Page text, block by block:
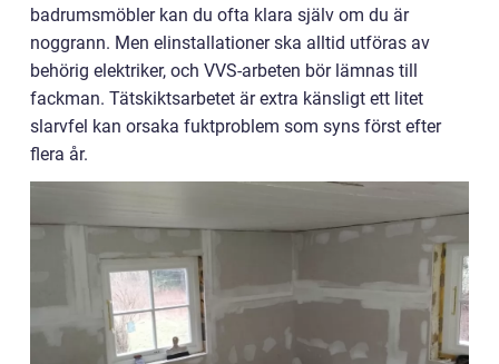
badrumsmöbler kan du ofta klara själv om du är
noggrann. Men elinstallationer ska alltid utföras av
behörig elektriker, och VVS-arbeten bör lämnas till
fackman. Tätskiktsarbetet är extra känsligt ett litet
slarvfel kan orsaka fuktproblem som syns först efter
flera år.